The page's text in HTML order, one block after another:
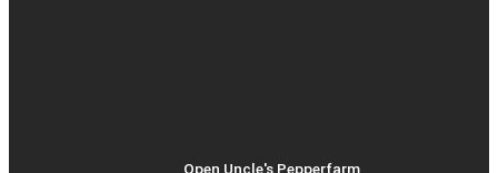
Open Uncle's Pepperfarm